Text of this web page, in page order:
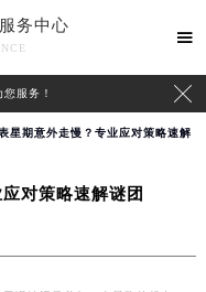
务中心

服务！ 
星期意外走慢？专业应对策略速解
对策略速解谜团